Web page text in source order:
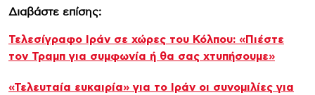
Διαβάστε επίσης:
Τελεσίγραφο Ιράν σε χώρες του Κόλπου: «Πιέστε
τον Τραμπ για συμφωνία ή θα σας χτυπήσουμε»
«Τελευταία ευκαιρία» για το Ιράν οι συνομιλίες για